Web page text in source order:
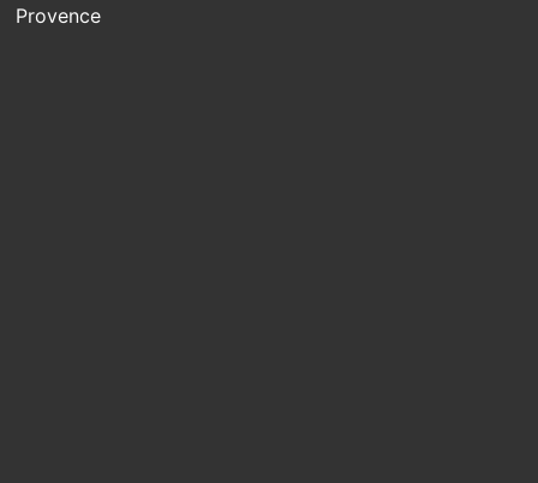
Provence